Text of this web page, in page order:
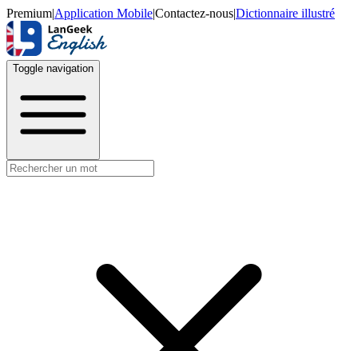
Premium|Application Mobile|Contactez-nous|Dictionnaire illustré
Toggle navigation